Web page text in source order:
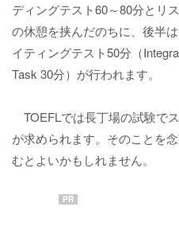
ディングテスト60～80分とリ
の休憩を挟んだのちに、後半
イティングテスト50分（
Task 30分）が行われます。
TOEFLでは長丁場の試験で
が求められます。そのことを
むとよいかもしれません。
PR